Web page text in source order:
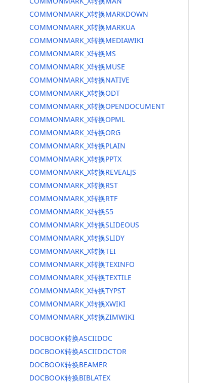
COMMONMARK_X转换MARKDOWN
COMMONMARK_X转换MARKUA
COMMONMARK_X转换MEDIAWIKI
COMMONMARK_X转换MS
COMMONMARK_X转换MUSE
COMMONMARK_X转换NATIVE
COMMONMARK_X转换ODT
COMMONMARK_X转换OPENDOCUMENT
COMMONMARK_X转换OPML
COMMONMARK_X转换ORG
COMMONMARK_X转换PLAIN
COMMONMARK_X转换PPTX
COMMONMARK_X转换REVEALJS
COMMONMARK_X转换RST
COMMONMARK_X转换RTF
COMMONMARK_X转换S5
COMMONMARK_X转换SLIDEOUS
COMMONMARK_X转换SLIDY
COMMONMARK_X转换TEI
COMMONMARK_X转换TEXINFO
COMMONMARK_X转换TEXTILE
COMMONMARK_X转换TYPST
COMMONMARK_X转换XWIKI
COMMONMARK_X转换ZIMWIKI
DOCBOOK转换ASCIIDOC
DOCBOOK转换ASCIIDOCTOR
DOCBOOK转换BEAMER
DOCBOOK转换BIBLATEX